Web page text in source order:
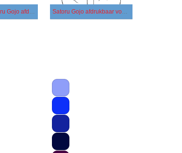
Afbeelding Satoru Gojo afdrukbaar Satoru Gojo afdrukbaar voor kinderen